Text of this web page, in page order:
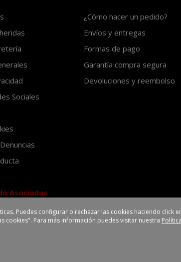
Sociales
Asociados
¿Cómo hacer un pedido?
Envíos y entregas
Formas de pago
Garantía compra segura
Devoluciones y reembolso
Puedes configurar o rechazar las cookies haciendo click
Para más información puedes visitar nuestra